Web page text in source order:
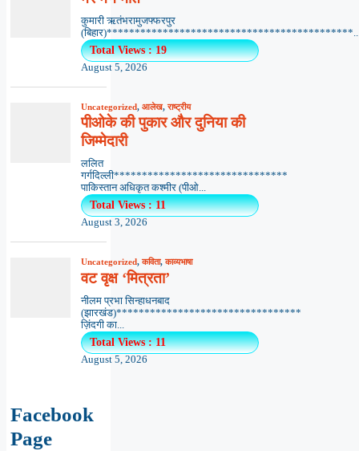
कुमारी ऋतंभरामुजफ्फरपुर
Total Views : 19
August 5, 2026
Uncategorized, आलेख,राष्ट्रीय
पीओके की पुकार और दुनिया की
जिम्मेदारी
ललित
गर्गदिल्ली*******************************
पाकिस्तान अधिकृत कश्मीर (पीओ...
Total Views : 11
August 3, 2026
Uncategorized,कविता,काव्यभाषा
वट वृक्ष ‘मित्रता’
नीलम प्रभा सिन्हाधनबाद
(झारखंड)*********************************
ज़िंदगी का...
Total Views : 11
August 5, 2026
Facebook
Page